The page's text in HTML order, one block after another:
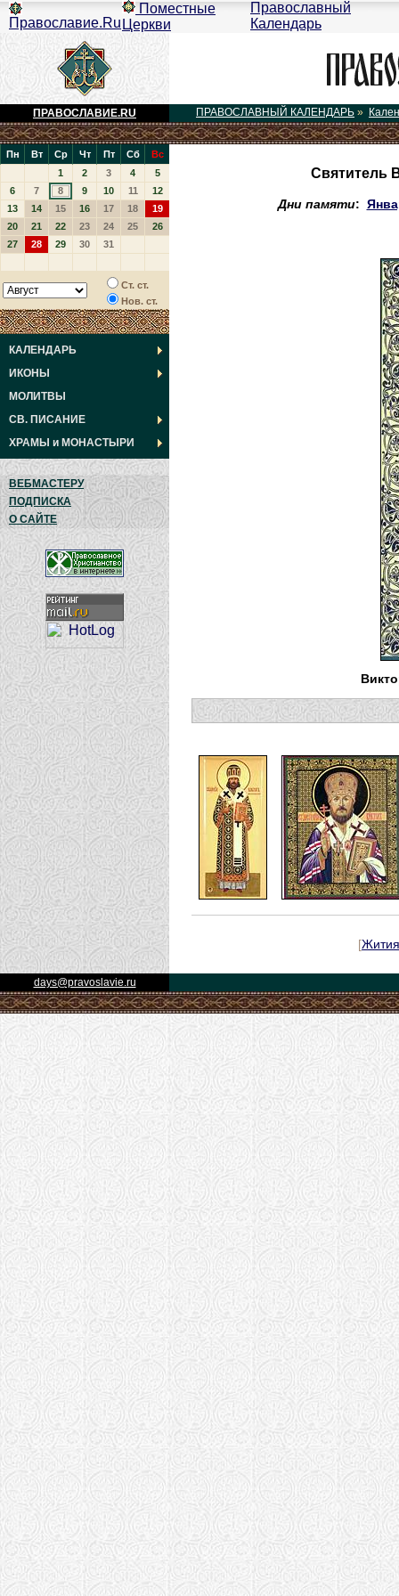
Православие.Ru
Поместные
Церкви
Православный
Календарь
ПРАВОСЛАВИЕ.RU ПРАВОСЛАВНЫЙ КАЛЕНДАРЬ »
Пн Вт Ср Чт Пт Сб
Вс
1
2 3 4
5
6
7 8 9 10 11
12
13
14 15 16 17 18
19
20
21 22 23 24 25
26
27
28 29 30 31
Ст. ст.
Нов. ст.
КАЛЕНДАРЬ
ИКОНЫ
МОЛИТВЫ
СВ. ПИСАНИЕ
ХРАМЫ и МОНАСТЫРИ
ВЕБМАСТЕРУ
ПОДПИСКА
О САЙТЕ
Святитель
Дни памяти:
[Жития
days@pravoslavie.ru